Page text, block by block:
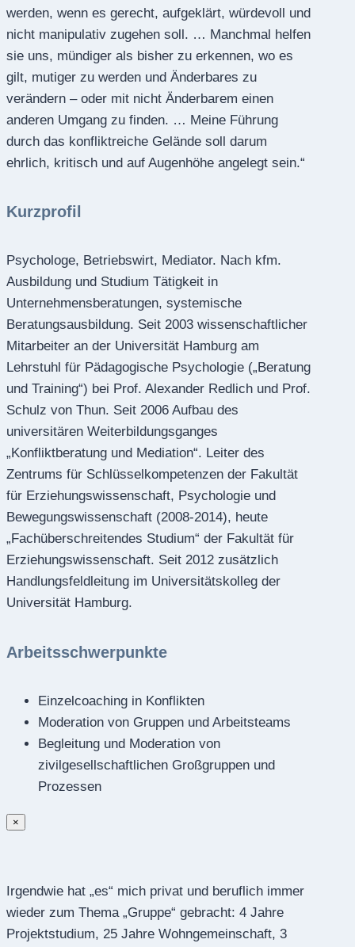
werden, wenn es gerecht, aufgeklärt, würdevoll und
nicht manipulativ zugehen soll. … Manchmal helfen
sie uns, mündiger als bisher zu erkennen, wo es
gilt, mutiger zu werden und Änderbares zu
verändern – oder mit nicht Änderbarem einen
anderen Umgang zu finden. … Meine Führung
durch das konfliktreiche Gelände soll darum
ehrlich, kritisch und auf Augenhöhe angelegt sein.“
Kurzprofil
Psychologe, Betriebswirt, Mediator. Nach kfm.
Ausbildung und Studium Tätigkeit in
Unternehmensberatungen, systemische
Beratungsausbildung. Seit 2003 wissenschaftlicher
Mitarbeiter an der Universität Hamburg am
Lehrstuhl für Pädagogische Psychologie („Beratung
und Training“) bei Prof. Alexander Redlich und Prof.
Schulz von Thun. Seit 2006 Aufbau des
universitären Weiterbildungsganges
„Konfliktberatung und Mediation“. Leiter des
Zentrums für Schlüsselkompetenzen der Fakultät
für Erziehungswissenschaft, Psychologie und
Bewegungswissenschaft (2008-2014), heute
„Fachüberschreitendes Studium“ der Fakultät für
Erziehungswissenschaft. Seit 2012 zusätzlich
Handlungsfeldleitung im Universitätskolleg der
Universität Hamburg.
Arbeitsschwerpunkte
Einzelcoaching in Konflikten
Moderation von Gruppen und Arbeitsteams
Begleitung und Moderation von
zivilgesellschaftlichen Großgruppen und
Prozessen
×
Irgendwie hat „es“ mich privat und beruflich immer
wieder zum Thema „Gruppe“ gebracht: 4 Jahre
Projektstudium, 25 Jahre Wohngemeinschaft, 3